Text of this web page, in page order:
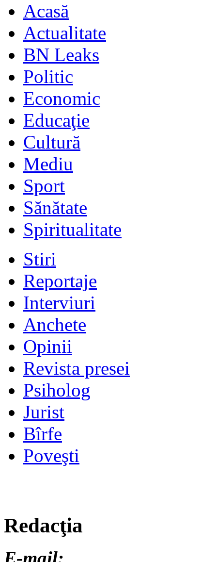
Acasă
Actualitate
BN Leaks
Politic
Economic
Educaţie
Cultură
Mediu
Sport
Sănătate
Spiritualitate
Stiri
Reportaje
Interviuri
Anchete
Opinii
Revista presei
Psiholog
Jurist
Bîrfe
Poveşti
Redacţia